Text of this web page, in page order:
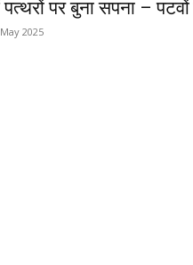
पर बुना सपना –
2025